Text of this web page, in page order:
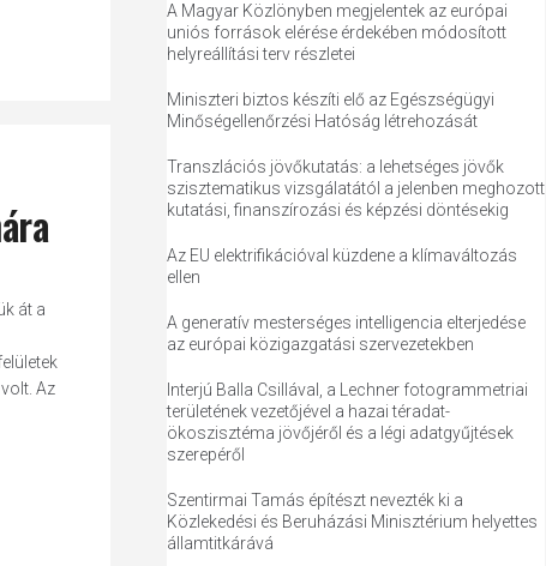
át a
Az
A Magyar Közlönyben megjelentek az európai
uniós források elérése érdekében módosított
helyreállítási terv részletei
Miniszteri biztos készíti elő az Egészségügyi
Minőségellenőrzési Hatóság létrehozását
Transzlációs jövőkutatás: a lehetséges jövők
szisztematikus vizsgálatától a jelenben meghozott
kutatási, finanszírozási és képzési döntésekig
Az EU elektrifikációval küzdene a klímaváltozás
ellen
A generatív mesterséges intelligencia elterjedése
az európai közigazgatási szervezetekben
Interjú Balla Csillával, a Lechner fotogrammetriai
területének vezetőjével a hazai téradat-
ökoszisztéma jövőjéről és a légi adatgyűjtések
szerepéről
Szentirmai Tamás építészt nevezték ki a
Közlekedési és Beruházási Minisztérium helyettes
államtitkárává